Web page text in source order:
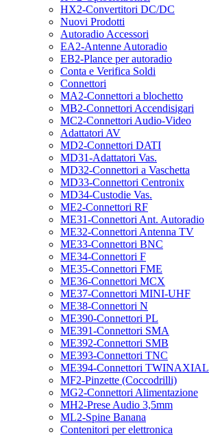
HX2-Convertitori DC/DC
Nuovi Prodotti
Autoradio Accessori
EA2-Antenne Autoradio
EB2-Plance per autoradio
Conta e Verifica Soldi
Connettori
MA2-Connettori a blochetto
MB2-Connettori Accendisigari
MC2-Connettori Audio-Video
Adattatori AV
MD2-Connettori DATI
MD31-Adattatori Vas.
MD32-Connettori a Vaschetta
MD33-Connettori Centronix
MD34-Custodie Vas.
ME2-Connettori RF
ME31-Connettori Ant. Autoradio
ME32-Connettori Antenna TV
ME33-Connettori BNC
ME34-Connettori F
ME35-Connettori FME
ME36-Connettori MCX
ME37-Connettori MINI-UHF
ME38-Connettori N
ME390-Connettori PL
ME391-Connettori SMA
ME392-Connettori SMB
ME393-Connettori TNC
ME394-Connettori TWINAXIAL
MF2-Pinzette (Coccodrilli)
MG2-Connettori Alimentazione
MH2-Prese Audio 3,5mm
ML2-Spine Banana
Contenitori per elettronica